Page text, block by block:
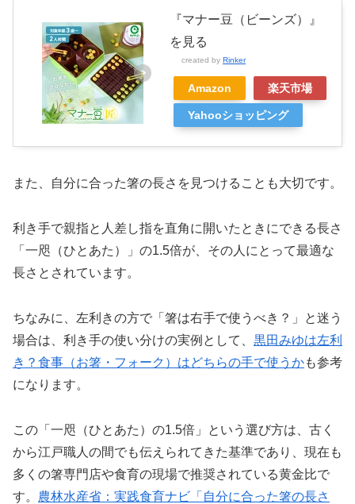
『マナー豆（ビーンズ）』
を見る
created by Rinker
Amazon 楽天市場
Yahooショッピング
また、自分に合った箸の長さを見つけることも大切です。
利き手で親指と人差し指を直角に開いたときにできる長さ
「一咫（ひとあた）」の1.5倍が、その人にとって最適な
長さとされています。
ちなみに、左利きの方で「箸は右手で使うべき？」と迷う
場合は、利き手の使い分けの実例として、 黒田みゆは左利
き？食事（お箸・フォーク）はどちらの手で使うかも参考
になります。
この「一咫（ひとあた）の1.5倍」という選び方は、古く
から江戸職人の間でも伝えられてきた基準であり、現在も
多くの箸専門店や食育の現場で推奨されている黄金比で
す。 農林水産省：実践食育ナビ「自分に合った箸の長さ